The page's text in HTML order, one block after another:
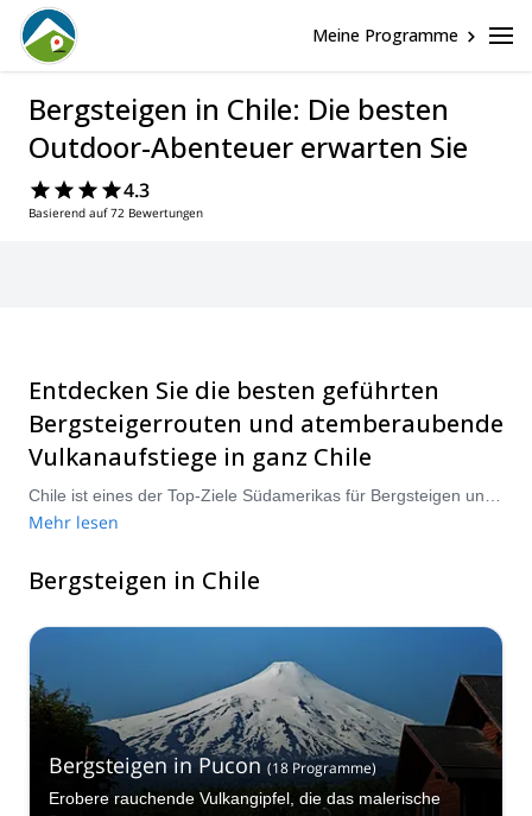
Meine Programme
Bergsteigen in Chile: Die besten
Outdoor-Abenteuer erwarten Sie
4.3
Basierend auf 72 Bewertungen
Entdecken Sie die besten geführten
Bergsteigerrouten und atemberaubende
Vulkanaufstiege in ganz Chile
Mehr lesen
Bergsteigen in Chile
Bergsteigen in Pucon (18 Programme)
Erobere rauchende Vulkangipfel, die das malerische